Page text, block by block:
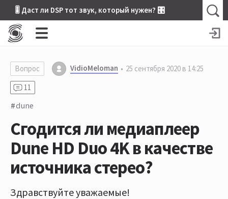
🎚 Даст ли DSP тот звук, который нужен? 🎛
Вопрос VidioMeloman
25 сентября 2020 в 14:25
11
dune
Сгодится ли медиаплеер
Dune HD Duo 4K в качестве
источника стерео?
Здравствуйте уважаемые!